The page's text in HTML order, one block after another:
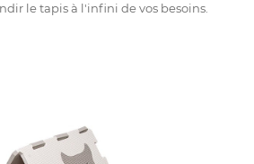
le tapis à l'infini de vos besoins.